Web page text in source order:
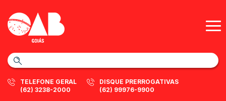
TELEFONE GERAL
(62) 3238-2000
DISQUE PRERROGATIVAS
(62) 99976-9900